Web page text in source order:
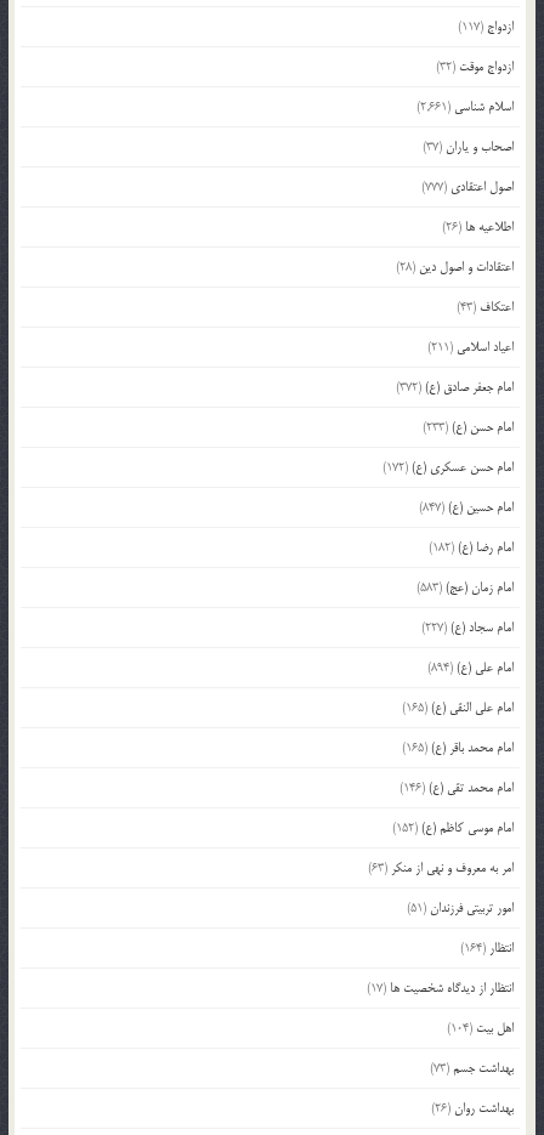
ازدواج (117)
ازدواج موقت (32)
اسلام شناسی (2,661)
اصحاب و یاران(37)
اصول اعتقادی (777)
اطلاعیه ها (26)
اعتقادات و اصول دین (28)
اعتکاف (43)
اعیاد اسلامی (211)
امام جعفر صادق (ع)(372)
امام حسن (ع)(233)
امام حسن عسکری (ع)(172)
امام حسین (ع)(847)
امام رضا (ع)(182)
امام زمان (عج)(583)
امام سجاد (ع)(227)
امام علی (ع)(894)
امام علی النقی (ع)(165)
امام محمد باقر (ع)(165)
امام محمد تقی (ع)(146)
امام موسی کاظم (ع)(152)
امر به معروف و نهی از منکر (63)
امور تربیتی فرزندان(51)
انتظار (164)
انتظار از دیدگاه شخصیت ها (17)
اهل بیت (104)
بهداشت جسم(73)
بهداشت روان(26)